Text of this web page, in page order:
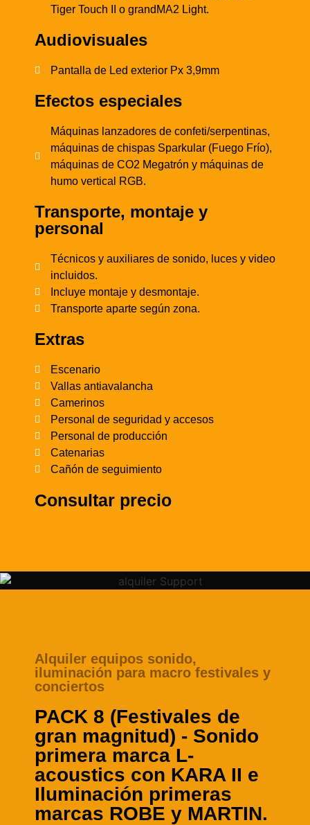
Tiger Touch II o grandMA2 Light.
Audiovisuales
Pantalla de Led exterior Px 3,9mm
Efectos especiales
Máquinas lanzadores de confeti/serpentinas,
máquinas de chispas Sparkular (Fuego Frío),
máquinas de CO2 Megatrón y máquinas de
humo vertical RGB.
Transporte, montaje y
personal
Técnicos y auxiliares de sonido, luces y video
incluidos.
Incluye montaje y desmontaje.
Transporte aparte según zona.
Extras
Escenario
Vallas antiavalancha
Camerinos
Personal de seguridad y accesos
Personal de producción
Catenarias
Cañón de seguimiento
Consultar precio
Alquiler equipos sonido,
iluminación para macro festivales y
conciertos
PACK 8 (Festivales de
gran magnitud) - Sonido
primera marca L-
acoustics con KARA II e
Iluminación primeras
marcas ROBE y MARTIN.